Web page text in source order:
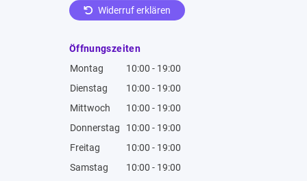
Widerruf erklären
Öffnungszeiten
Montag
10:00 - 19:00
Dienstag
10:00 - 19:00
Mittwoch
10:00 - 19:00
Donnerstag
10:00 - 19:00
Freitag
10:00 - 19:00
Samstag
10:00 - 19:00